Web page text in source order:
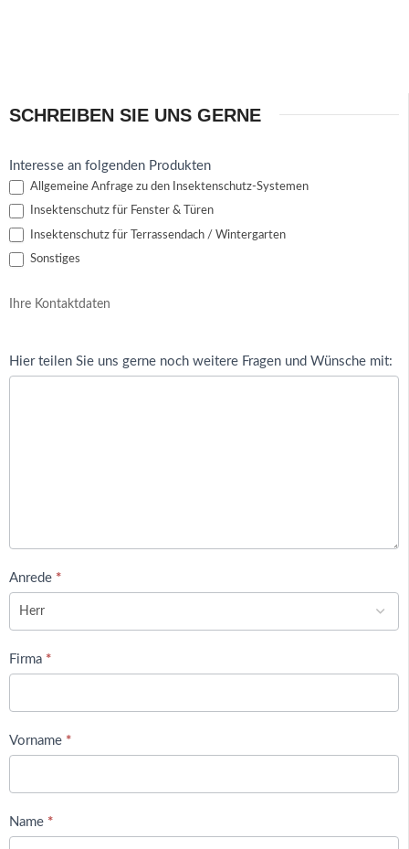
SCHREIBEN SIE UNS GERNE
Anfrage
Insektenschutz
Interesse an folgenden Produkten
Allgemeine Anfrage zu den Insektenschutz-Systemen
Insektenschutz für Fenster & Türen
Insektenschutz für Terrassendach / Wintergarten
Sonstiges
Ihre Kontaktdaten
Hier teilen Sie uns gerne noch weitere Fragen und Wünsche mit:
Anrede *
Firma *
Vorname *
Name *